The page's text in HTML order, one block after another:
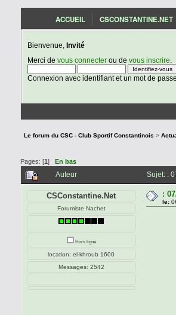
ACCUEIL CSCONSTANTINE.NET
Bienvenue, Invité
Merci de vous connecterou de vous inscrire
Connexion avec identifiant et un mot de passe
Le forum du CSC - Club Sportif Constantinois >
Pages: [1] En bas
Auteur
CSConstantine.Net
Forumiste Nachet
Hors ligne
location: el-khroub 1600
Messages: 2542
le: